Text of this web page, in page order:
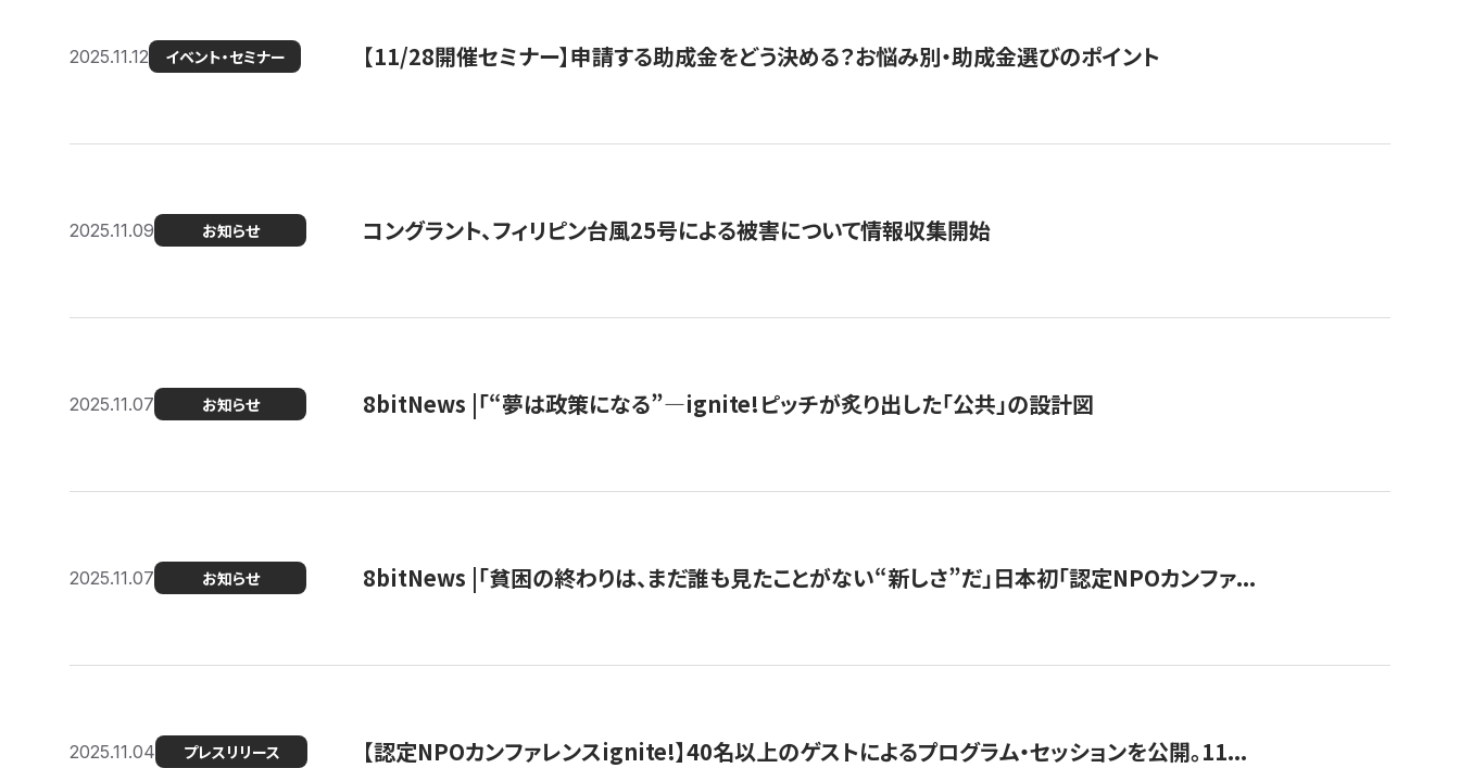
2025.11.12 イベント・セミナー 【11/28開催セミナー】申請する助成金をどう決める？お悩み別・助成金選びのポイント
2025.11.09 お知らせ コングラント、フィリピン台風25号による被害について情報収集開始
2025.11.07 お知らせ 8bitNews |「“夢は政策になる”—ignite!ピッチが炙り出した「公共」の設計図
2025.11.07 お知らせ 8bitNews |「貧困の終わりは、まだ誰も見たことがない“新しさ”だ」日本初「認定NPOカンファ...
2025.11.04 プレスリリース 【認定NPOカンファレンスignite!】40名以上のゲストによるプログラム・セッションを公開。11...